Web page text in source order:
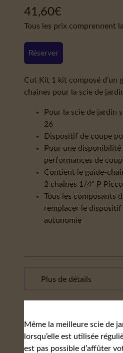
41,60€
Tous les prix comprennent
Réserver
Cut Kit 1 kit composé d’un
chaînes pour la scie de
Pour la scie de jardin
26
Dispositif de coupe
Pour une disponibilité
performances de
Contient le guide-
2 chaînes 1/4“ P
Tous les composants
remplacer le
autonomie
Même la meilleure scie de
lorsqu’elle est utilisée
est pas possible d’affûter